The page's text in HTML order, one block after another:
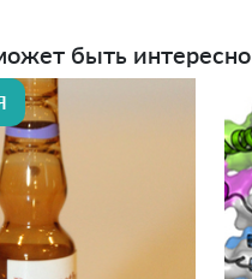
быть интересно